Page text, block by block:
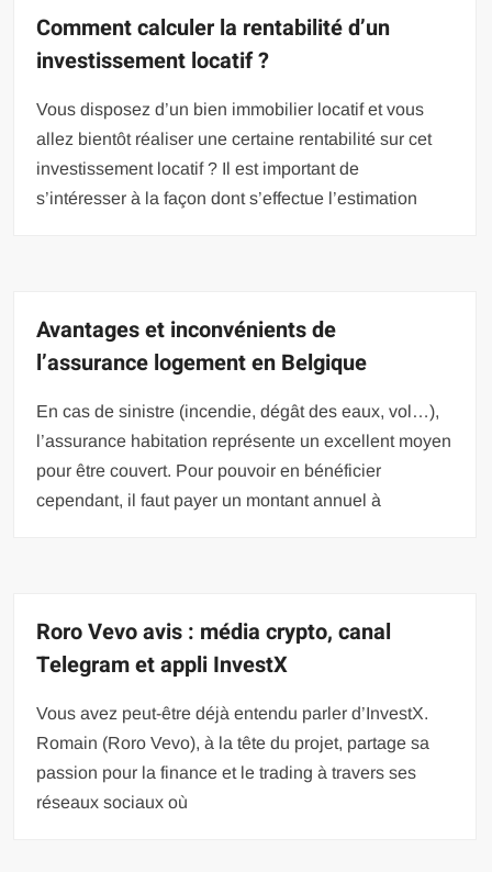
Comment calculer la rentabilité d’un
investissement locatif ?
Vous disposez d’un bien immobilier locatif et vous
allez bientôt réaliser une certaine rentabilité sur cet
investissement locatif ? Il est important de
s’intéresser à la façon dont s’effectue l’estimation
Avantages et inconvénients de
l’assurance logement en Belgique
En cas de sinistre (incendie, dégât des eaux, vol…),
l’assurance habitation représente un excellent moyen
pour être couvert. Pour pouvoir en bénéficier
cependant, il faut payer un montant annuel à
Roro Vevo avis : média crypto, canal
Telegram et appli InvestX
Vous avez peut-être déjà entendu parler d’InvestX.
Romain (Roro Vevo), à la tête du projet, partage sa
passion pour la finance et le trading à travers ses
réseaux sociaux où